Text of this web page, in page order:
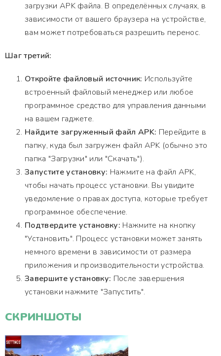
загрузки APK файла. В определённых случаях, в
зависимости от вашего браузера на устройстве,
вам может потребоваться разрешить перенос.
Шаг третий:
Откройте файловый источник: Используйте
встроенный файловый менеджер или любое
программное средство для управления данными
на вашем гаджете.
Найдите загруженный файл APK: Перейдите в
папку, куда был загружен файл APK (обычно это
папка "Загрузки" или "Скачать").
Запустите установку: Нажмите на файл APK,
чтобы начать процесс установки. Вы увидите
уведомление о правах доступа, которые требует
программное обеспечение.
Подтвердите установку: Нажмите на кнопку
"Установить". Процесс установки может занять
немного времени в зависимости от размера
приложения и производительности устройства.
Завершите установку: После завершения
установки нажмите "Запустить".
СКРИНШОТЫ